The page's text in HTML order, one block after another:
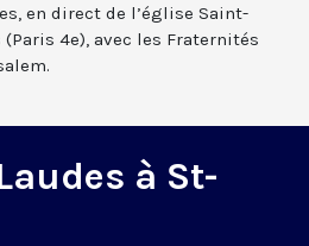
en direct de l’église Saint-
4e), avec les Fraternités
à St-